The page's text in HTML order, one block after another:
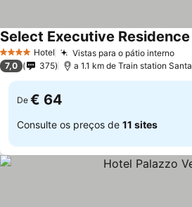
4 EstrelasHotel Vistas para o pátio interno
Select Executive Residence
7,0 375 a 1.1 km de Train station
De € 64
Consulte os preços de 11 sites